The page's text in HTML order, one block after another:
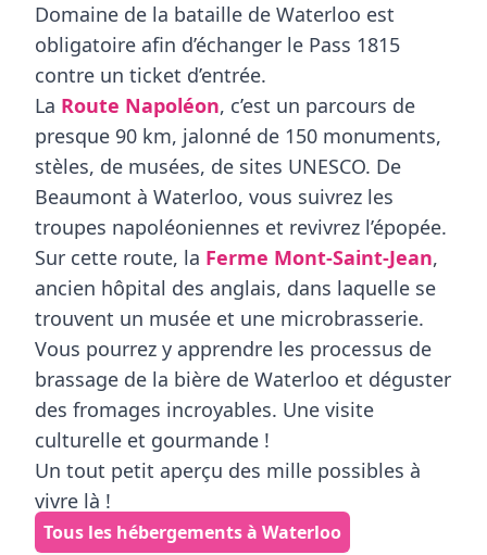
Domaine de la bataille de Waterloo est
obligatoire afin d’échanger le Pass 1815
contre un ticket d’entrée.
La Route Napoléon, c’est un parcours de
presque 90 km, jalonné de 150 monuments,
stèles, de musées, de sites UNESCO. De
Beaumont à Waterloo, vous suivrez les
troupes napoléoniennes et revivrez l’épopée.
Sur cette route, la Ferme Mont-Saint-Jean,
ancien hôpital des anglais, dans laquelle se
trouvent un musée et une microbrasserie.
Vous pourrez y apprendre les processus de
brassage de la bière de Waterloo et déguster
des fromages incroyables. Une visite
culturelle et gourmande !
Un tout petit aperçu des mille possibles à
vivre là !
Tous les hébergements à Waterloo